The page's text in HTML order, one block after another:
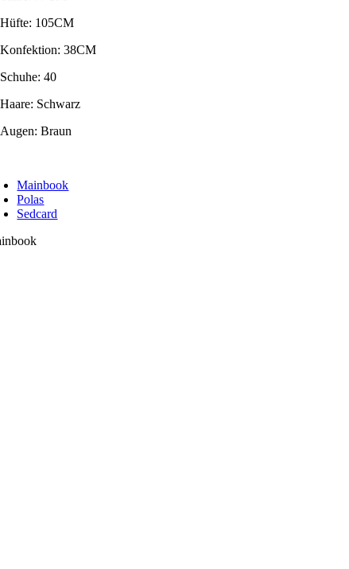
105CM
38CM
40
Schwarz
Braun
Mainbook
Polas
Sedcard